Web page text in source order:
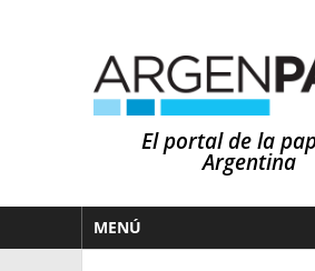
El portal de la
Argentina
MENÚ